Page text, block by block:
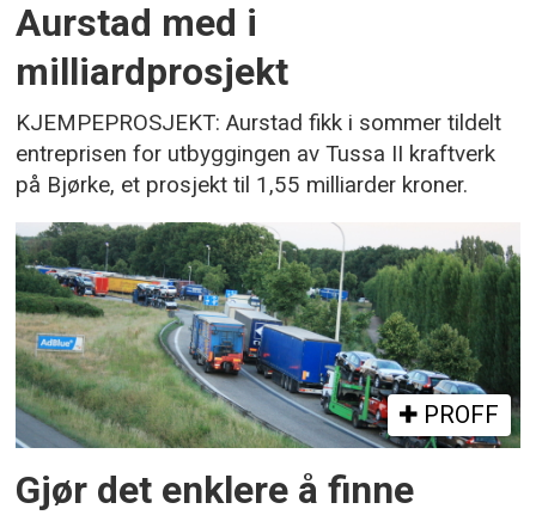
Aurstad med i
milliardprosjekt
KJEMPEPROSJEKT: Aurstad fikk i sommer tildelt
entreprisen for utbyggingen av Tussa II kraftverk
på Bjørke, et prosjekt til 1,55 milliarder kroner.
PROFF
Gjør det enklere å finne